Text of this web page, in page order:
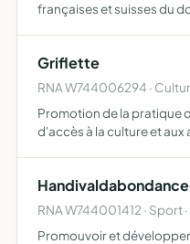
françaises et suisses du
Griflette
RNA W744006294 ·
Promotion de la pratique
d'accès à la culture et
Handivaldabondance
RNA W744001412 · Sport
Promouvoir et